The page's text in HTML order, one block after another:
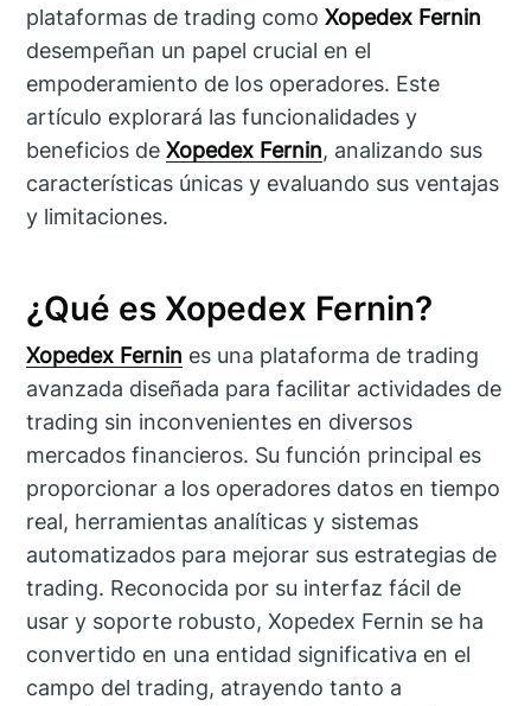
plataformas de trading comoXopedex Fernin
desempeñan un papel crucial en el
empoderamiento de los operadores. Este
artículo explorará las funcionalidades y
beneficios deXopedex Fernin, analizando sus
características únicas y evaluando sus ventajas
y limitaciones.
¿Qué es Xopedex Fernin?
Xopedex Fernin es una plataforma de trading
avanzada diseñada para facilitar actividades de
trading sin inconvenientes en diversos
mercados financieros. Su función principal es
proporcionar a los operadores datos en tiempo
real, herramientas analíticas y sistemas
automatizados para mejorar sus estrategias de
trading. Reconocida por su interfaz fácil de
usar y soporte robusto, Xopedex Fernin se ha
convertido en una entidad significativa en el
campo del trading, atrayendo tanto a